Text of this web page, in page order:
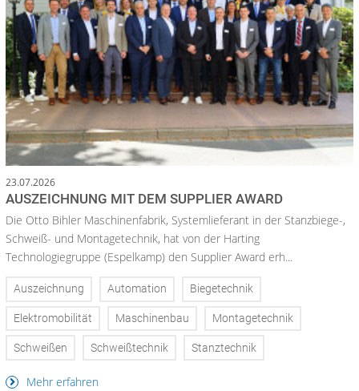
23.07.2026
AUSZEICHNUNG MIT DEM SUPPLIER AWARD
Die Otto Bihler Maschinenfabrik, Systemlieferant in der Stanzbiege-,
Schweiß- und Montagetechnik, hat von der Harting
Technologiegruppe (Espelkamp) den Supplier Award erh...
Auszeichnung Automation Biegetechnik
Elektromobilität Maschinenbau Montagetechnik
Schweißen Schweißtechnik Stanztechnik
Mehr erfahren